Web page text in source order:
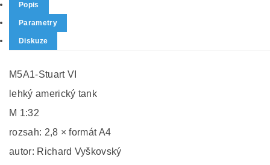
Popis
Parametry
Diskuze
M5A1-Stuart VI
lehký americký tank
M 1:32
rozsah: 2,8 × formát A4
autor: Richard Vyškovský